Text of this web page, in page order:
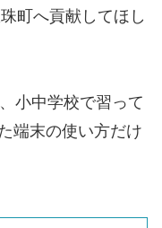
町へ貢献してほし
小中学校で習って
端末の使い方だけ